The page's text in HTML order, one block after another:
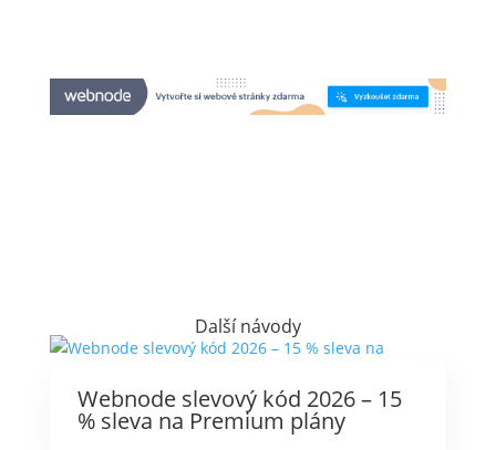
Další návody
Webnode slevový kód 2026 – 15
% sleva na Premium plány